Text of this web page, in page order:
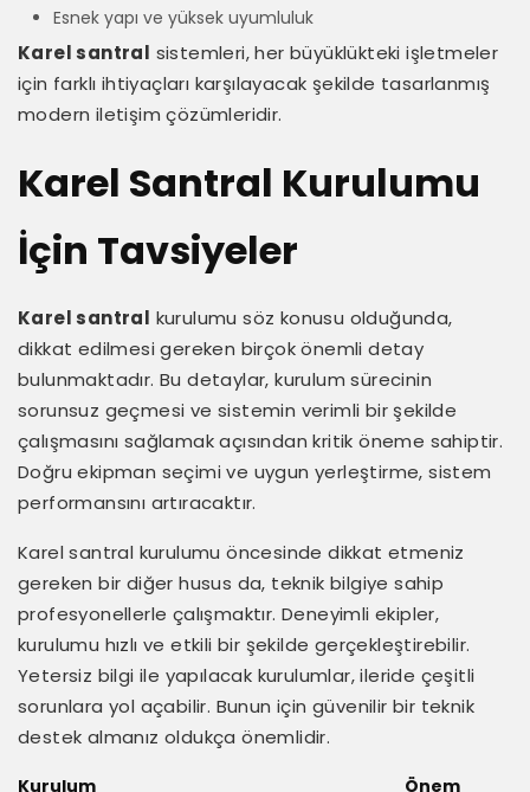
Esnek yapı ve yüksek uyumluluk
Karel santral sistemleri, her büyüklükteki işletmeler
için farklı ihtiyaçları karşılayacak şekilde tasarlanmış
modern iletişim çözümleridir.
Karel Santral Kurulumu
İçin Tavsiyeler
Karel santral kurulumu söz konusu olduğunda,
dikkat edilmesi gereken birçok önemli detay
bulunmaktadır. Bu detaylar, kurulum sürecinin
sorunsuz geçmesi ve sistemin verimli bir şekilde
çalışmasını sağlamak açısından kritik öneme sahiptir.
Doğru ekipman seçimi ve uygun yerleştirme, sistem
performansını artıracaktır.
Karel santral kurulumu öncesinde dikkat etmeniz
gereken bir diğer husus da, teknik bilgiye sahip
profesyonellerle çalışmaktır. Deneyimli ekipler,
kurulumu hızlı ve etkili bir şekilde gerçekleştirebilir.
Yetersiz bilgi ile yapılacak kurulumlar, ileride çeşitli
sorunlara yol açabilir. Bunun için güvenilir bir teknik
destek almanız oldukça önemlidir.
Kurulum Önem